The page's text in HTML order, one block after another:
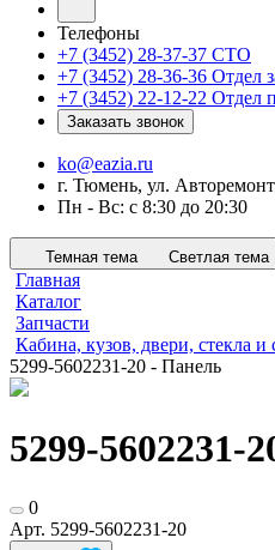
Телефоны
+7 (3452) 28-37-37 СТО
+7 (3452) 28-36-36 Отдел
+7 (3452) 22-12-22 Отдел
Заказать звонок
ko@eazia.ru
г. Тюмень, ул.
Пн - Вс: с 8:30 до 20:30
Темная тема Светлая тема
Главная
Каталог
Запчасти
Кабина, кузов, двери, стекла и
5299-5602231-20 - Панель
5299-5602231-
0
Арт. 5299-5602231-20